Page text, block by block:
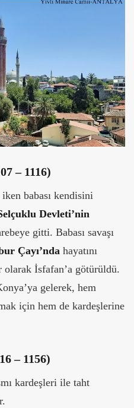
– 1116)
babası kendisini
Devleti’nin
gitti. Babası savaşı
Çayı’nda hayatını
olarak İsfafan’a götürüldü.
gelerek, hem
için hem de kardeşlerine
– 1156)
kardeşleri ile taht